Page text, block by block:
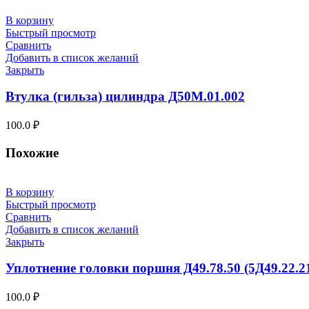
В корзину
Быстрый просмотр
Сравнить
Добавить в список желаний
Закрыть
Втулка (гильза) цилиндра Д50М.01.002
100.0 ₽
Похожие
В корзину
Быстрый просмотр
Сравнить
Добавить в список желаний
Закрыть
Уплотнение головки поршня Д49.78.50
100.0 ₽